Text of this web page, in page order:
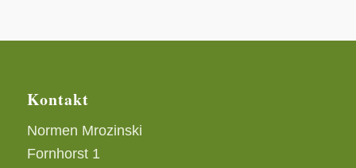
Kontakt
Normen Mrozinski
Fornhorst 1